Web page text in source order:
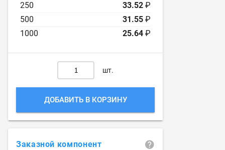
250
33.52 ₽
500
31.55 ₽
1000
25.64 ₽
шт.
ДОБАВИТЬ В КОРЗИНУ
Заказной компонент